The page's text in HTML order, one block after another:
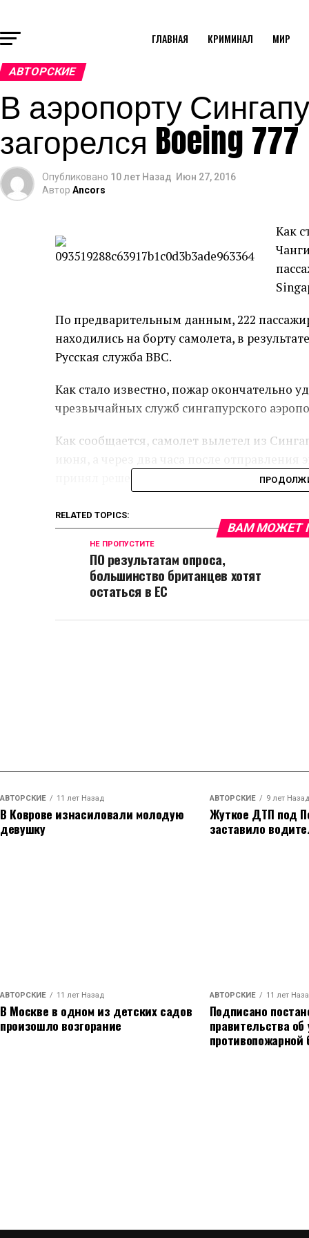
ГЛАВНАЯ КРИМИНАЛ МИР
АВТОРСКИЕ
В аэропорту
загорелся Boeing 777
Опубликовано 10 лет Назад Июн 27, 2016
Автор Ancors
Как
По предварительным данным, 222
находились на борту самолета, в
Русская служба BBC.
Как стало известно, пожар окончательно
чрезвычайных служб сингапурского
Как сообщается, самолет вылетел из
принял решение вернуться в аэропорт
RELATED TOPICS:
НЕ ПРОПУСТИТЕ
ПО результатам опроса,
большинство британцев хотят
остаться в ЕС
ВАМ МОЖЕТ
АВТОРСКИЕ 11 лет Назад
В Коврове изнасиловали молодую
девушку
АВТОРСКИЕ 9 лет Назад
Жуткое ДТП под
заставило
АВТОРСКИЕ 11 лет Назад
В Москве в одном из детских садов
произошло возгорание
АВТОРСКИЕ 11 лет
Подписано
правительства
противопожарной